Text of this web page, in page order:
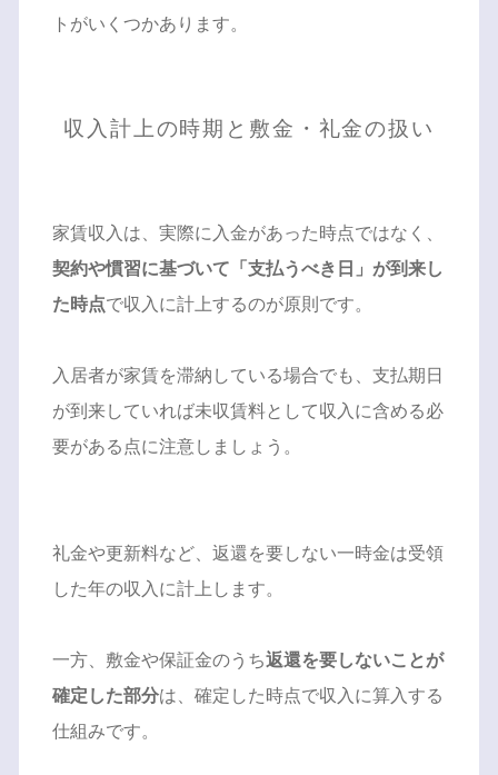
トがいくつかあります。
収入計上の時期と敷金・礼金の扱い
家賃収入は、実際に入金があった時点ではなく、
契約や慣習に基づいて「支払うべき日」が到来し
た時点で収入に計上するのが原則です。
入居者が家賃を滞納している場合でも、支払期日
が到来していれば未収賃料として収入に含める必
要がある点に注意しましょう。
礼金や更新料など、返還を要しない一時金は受領
した年の収入に計上します。
一方、敷金や保証金のうち返還を要しないことが
確定した部分は、確定した時点で収入に算入する
仕組みです。